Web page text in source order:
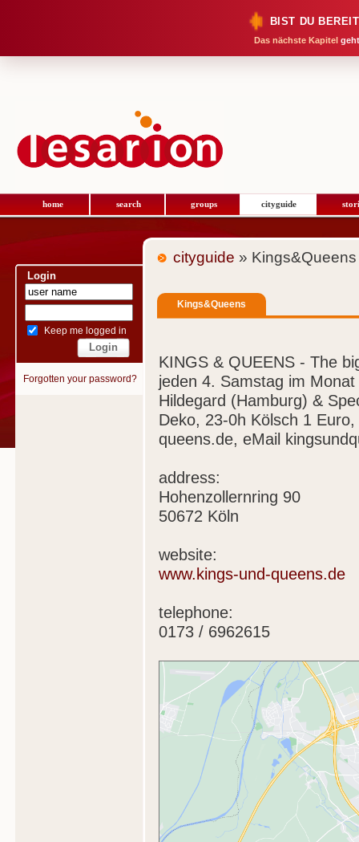
BIST DU
Das nächste Kapitel
home search groups cityguide
Login
Keep me logged in
Forgotten your password?
cityguide » Kings&Queens
Kings&Queens
KINGS & QUEENS - The
jeden 4. Samstag im
Hildegard (Hamburg) &
Deko, 23-0h Kölsch 1
queens.de, eMail
address:
Hohenzollernring 90
50672 Köln
website:
www.kings-und-queens.de
telephone:
0173 / 6962615